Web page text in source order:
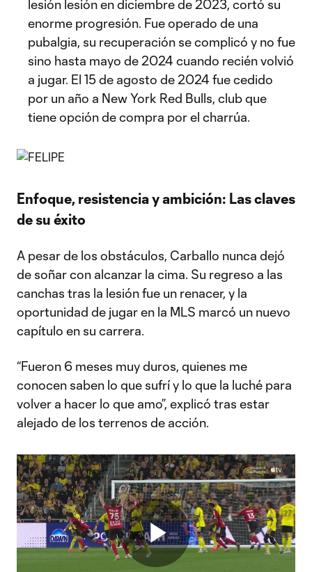
lesión lesión en diciembre de 2023, cortó su
enorme progresión. Fue operado de una
pubalgia, su recuperación se complicó y no fue
sino hasta mayo de 2024 cuando recién volvió
a jugar. El 15 de agosto de 2024 fue cedido
por un año a New York Red Bulls, club que
tiene opción de compra por el charrúa.
Enfoque, resistencia y ambición: Las claves
de su éxito
A pesar de los obstáculos, Carballo nunca dejó
de soñar con alcanzar la cima. Su regreso a las
canchas tras la lesión fue un renacer, y la
oportunidad de jugar en la MLS marcó un nuevo
capítulo en su carrera.
“Fueron 6 meses muy duros, quienes me
conocen saben lo que sufrí y lo que la luché para
volver a hacer lo que amo”, explicó tras estar
alejado de los terrenos de acción.